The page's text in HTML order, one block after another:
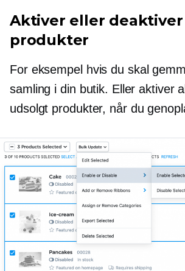
Aktiver eller
produkter
For eksempel hvis du skal
samling i din butik. Eller aktiver
udsolgt produkter, når du